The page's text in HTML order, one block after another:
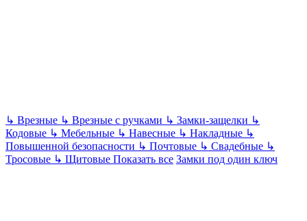
↳ Врезные ↳ Врезные с ручками ↳ Замки-защелки ↳
Кодовые ↳ Мебельные ↳ Навесные ↳ Накладные ↳
Повышенной безопасности ↳ Почтовые ↳ Свадебные ↳
Тросовые ↳ Щитовые Показать все Замки под один ключ